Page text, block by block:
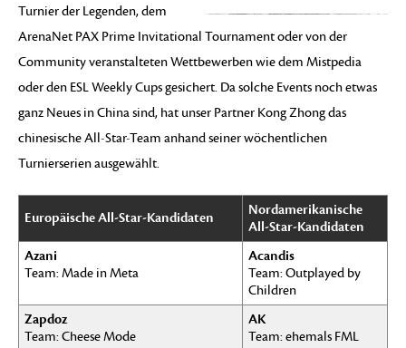
Turnier der Legenden, dem
ArenaNet PAX Prime Invitational Tournament oder von der
Community veranstalteten Wettbewerben wie dem Mistpedia
oder den ESL Weekly Cups gesichert. Da solche Events noch etwas
ganz Neues in China sind, hat unser Partner Kong Zhong das
chinesische All-Star-Team anhand seiner wöchentlichen
Turnierserien ausgewählt.
Europäische All-Star-Kandidaten
Nordamerikanische
All-Star-Kandidaten
Azani
Team: Made in Meta
Acandis
Team: Outplayed by
Children
Zapdoz
Team: Cheese Mode
AK
Team: ehemals FML